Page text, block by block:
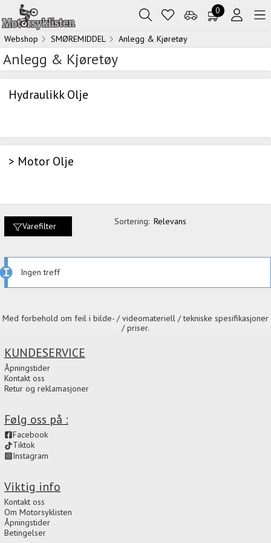
0
Webshop SMØREMIDDEL Anlegg & Kjøretøy
Anlegg & Kjøretøy
Hydraulikk Olje
> Motor Olje
Varefilter Sortering: Relevans
Ingen treff
Med forbehold om feil i bilde- / videomateriell / tekniske spesifikasjoner
/ priser.
Viktig info
Kontakt oss
Om Motorsyklisten
Åpningstider
Betingelser
Følg oss på :
Facebook
Tiktok
Instagram
KUNDESERVICE
Åpningstider
Kontakt oss
Retur og reklamasjoner